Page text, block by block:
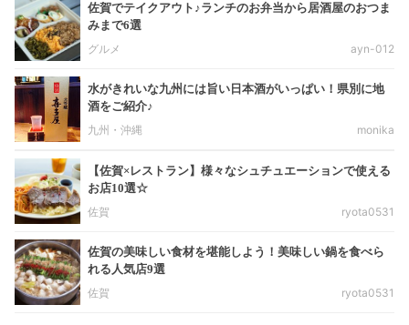
佐賀でテイクアウト♪ランチのお弁当から居酒屋のおつま
みまで6選
グルメ
ayn-012
水がきれいな九州には旨い日本酒がいっぱい！県別に地
酒をご紹介♪
九州・沖縄
monika
【佐賀×レストラン】様々なシュチュエーションで使える
お店10選☆
佐賀
ryota0531
佐賀の美味しい食材を堪能しよう！美味しい鍋を食べら
れる人気店9選
佐賀
ryota0531